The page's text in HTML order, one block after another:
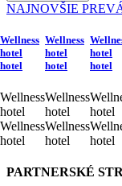
NAJNOVŠIE
Wellness
hotel
hotel
Wellness
hotel
Wellness
hotel
Wellness
hotel
hotel
Wellness
hotel
Wellness
hotel
hotel
hotel
hotel
hotel
PARTNERSKÉ